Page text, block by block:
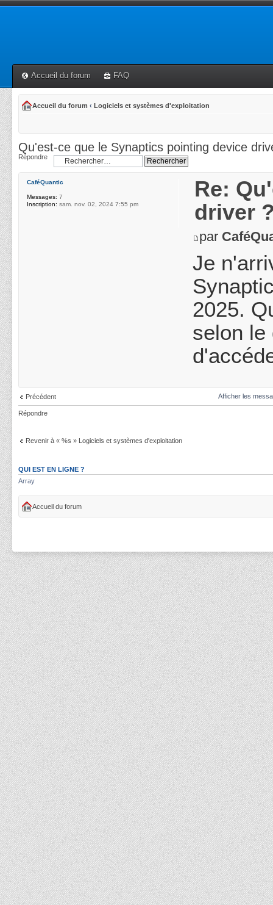
Accueil du forum FAQ
Accueil du forum ‹ Logiciels et systèmes d'exploitation
Qu'est-ce que le Synaptics pointing device
Répondre
Re:
driver
par
Je
2025.
selon le
CaféQuantic
Messages: 7
Inscription: sam. nov. 02, 2024 7:55 pm
Précédent Afficher les
Répondre
Revenir à « %s » Logiciels et systèmes d'exploitation
QUI EST EN LIGNE ?
Array
Accueil du forum